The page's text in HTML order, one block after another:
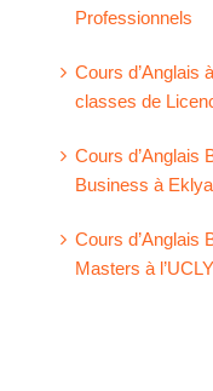
Professionnels
Cours d’Anglais
classes de
Cours d’Anglais
Business à
Cours d’Anglais
Masters à l’UCLY